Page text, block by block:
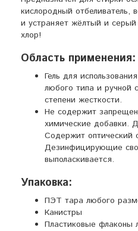
кислородный отбеливатель,
и устраняет жёлтый и
хлор!
Область применения:
Гель для
любого типа и ручной
степени жесткости.
Не содержит
химические добавки.
Содержит оптический
Дезинфицирующие
выполаскивается.
Упаковка:
ПЭТ тара любого
Канистры
Пластиковые флаконы